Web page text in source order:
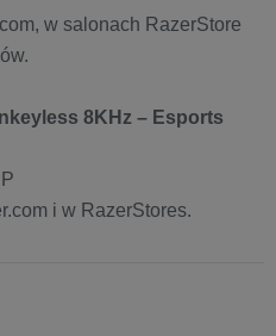
w salonach RazerStore
8KHz – Esports
i w RazerStores.